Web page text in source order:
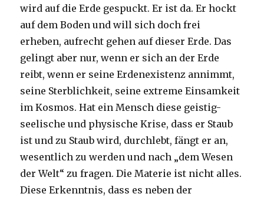
wird auf die Erde gespuckt. Er ist da. Er hockt
auf dem Boden und will sich doch frei
erheben, aufrecht gehen auf dieser Erde. Das
gelingt aber nur, wenn er sich an der Erde
reibt, wenn er seine Erdenexistenz annimmt,
seine Sterblichkeit, seine extreme Einsamkeit
im Kosmos. Hat ein Mensch diese geistig-
seelische und physische Krise, dass er Staub
ist und zu Staub wird, durchlebt, fängt er an,
wesentlich zu werden und nach „dem Wesen
der Welt“ zu fragen. Die Materie ist nicht alles.
Diese Erkenntnis, dass es neben der